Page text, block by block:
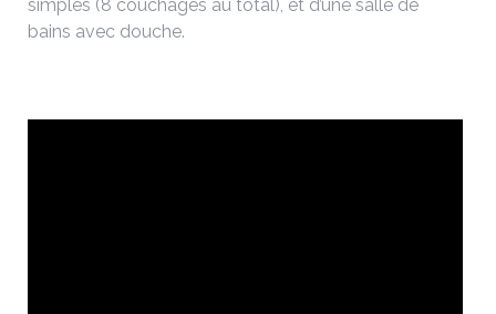
simples (8 couchages au total), et d’une salle de
bains avec douche.